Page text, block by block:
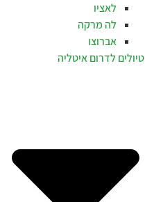
לאציו
לה מרקה
אברוצו
טיולים לדרום איטליה